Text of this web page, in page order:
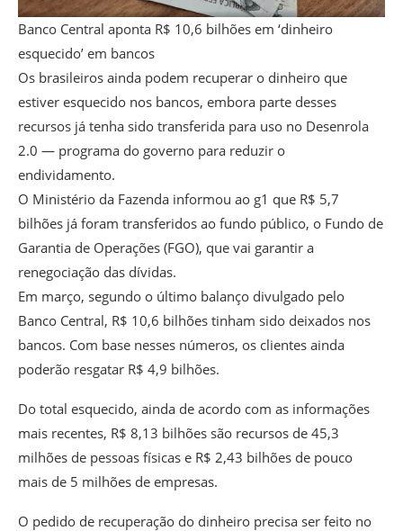
Banco Central aponta R$ 10,6 bilhões em ‘dinheiro
esquecido’ em bancos
Os brasileiros ainda podem recuperar o dinheiro que
estiver esquecido nos bancos, embora parte desses
recursos já tenha sido transferida para uso no Desenrola
2.0 — programa do governo para reduzir o
endividamento.
O Ministério da Fazenda informou ao g1 que R$ 5,7
bilhões já foram transferidos ao fundo público, o Fundo de
Garantia de Operações (FGO), que vai garantir a
renegociação das dívidas.
Em março, segundo o último balanço divulgado pelo
Banco Central, R$ 10,6 bilhões tinham sido deixados nos
bancos. Com base nesses números, os clientes ainda
poderão resgatar R$ 4,9 bilhões.
Do total esquecido, ainda de acordo com as informações
mais recentes, R$ 8,13 bilhões são recursos de 45,3
milhões de pessoas físicas e R$ 2,43 bilhões de pouco
mais de 5 milhões de empresas.
O pedido de recuperação do dinheiro precisa ser feito no